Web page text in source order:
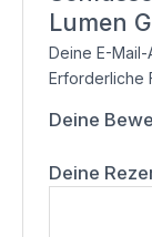
Lumen
Deine E-
Erforderliche
Deine
Deine